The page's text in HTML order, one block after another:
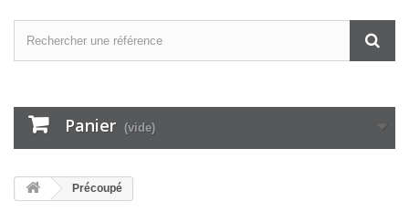
Panier (vide)
Précoupé